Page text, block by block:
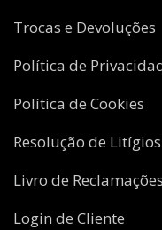
Trocas e Devoluções
Política de
Política de Cookies
Resolução de Litígios
Livro de Reclamações
Login de Cliente